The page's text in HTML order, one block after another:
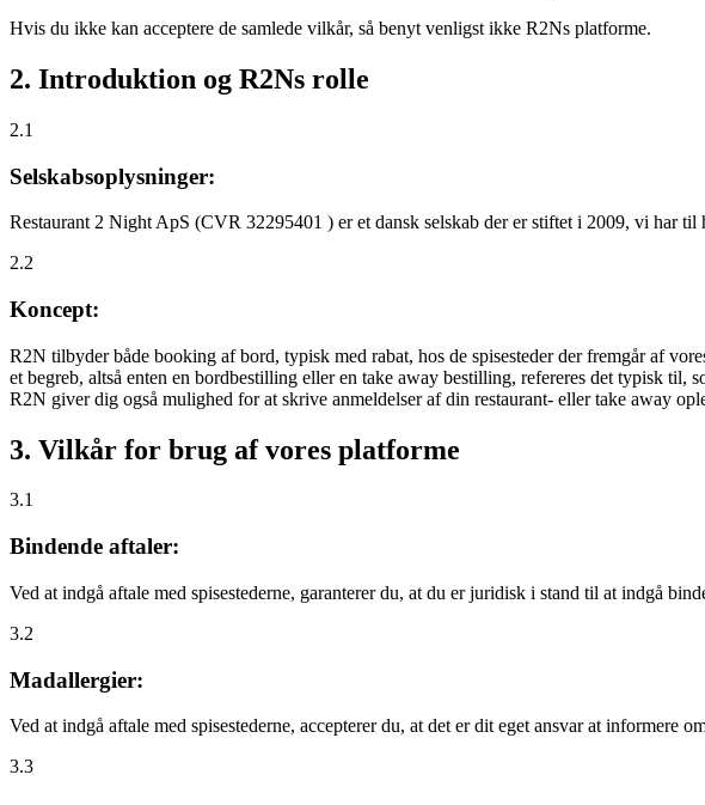
Hvis du ikke kan acceptere de samlede vilkår, så benyt venligst ikke R2Ns platforme.
2. Introduktion og R2Ns rolle
2.1
Selskabsoplysninger:
Restaurant 2 Night ApS (CVR 32295401 ) er et dansk selskab der er stiftet i 2009, vi har til
2.2
Koncept:
R2N tilbyder både booking af bord, typisk med rabat, hos de spisesteder der fremgår af
et begreb, altså enten en bordbestilling eller en take away bestilling, refereres det typisk til,
R2N giver dig også mulighed for at skrive anmeldelser af din restaurant- eller take away
3. Vilkår for brug af vores platforme
3.1
Bindende aftaler:
Ved at indgå aftale med spisestederne, garanterer du, at du er juridisk i stand til at indgå
3.2
Madallergier:
Ved at indgå aftale med spisestederne, accepterer du, at det er dit eget ansvar at informere
3.3